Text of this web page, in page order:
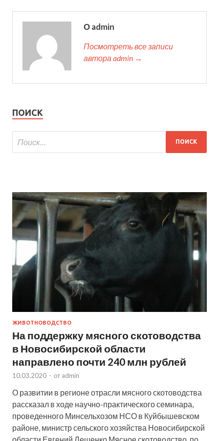
О admin
Посмотреть все записи
автора admin →
ПОИСК
ЖИВОТНОВОДСТВО
На поддержку мясного скотоводства
в Новосибирской области
направлено почти 240 млн рублей
10.03.2020 - от admin
О развитии в регионе отрасли мясного скотоводства
рассказал в ходе научно-практического семинара,
проведенного Минсельхозом НСО в Куйбышевском
районе, министр сельского хозяйства Новосибирской